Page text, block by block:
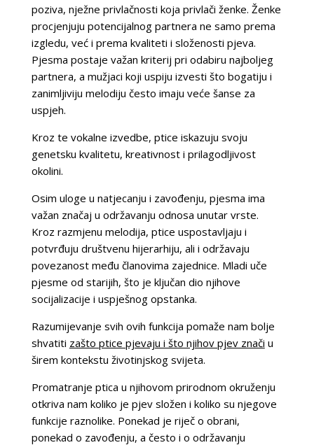
poziva, nježne privlačnosti koja privlači ženke. Ženke
procjenjuju potencijalnog partnera ne samo prema
izgledu, već i prema kvaliteti i složenosti pjeva.
Pjesma postaje važan kriterij pri odabiru najboljeg
partnera, a mužjaci koji uspiju izvesti što bogatiju i
zanimljiviju melodiju često imaju veće šanse za
uspjeh.
Kroz te vokalne izvedbe, ptice iskazuju svoju
genetsku kvalitetu, kreativnost i prilagodljivost
okolini.
Osim uloge u natjecanju i zavođenju, pjesma ima
važan značaj u održavanju odnosa unutar vrste.
Kroz razmjenu melodija, ptice uspostavljaju i
potvrđuju društvenu hijerarhiju, ali i održavaju
povezanost među članovima zajednice. Mladi uče
pjesme od starijih, što je ključan dio njihove
socijalizacije i uspješnog opstanka.
Razumijevanje svih ovih funkcija pomaže nam bolje
shvatiti zašto ptice pjevaju i što njihov pjev znači u
širem kontekstu životinjskog svijeta.
Promatranje ptica u njihovom prirodnom okruženju
otkriva nam koliko je pjev složen i koliko su njegove
funkcije raznolike. Ponekad je riječ o obrani,
ponekad o zavođenju, a često i o održavanju